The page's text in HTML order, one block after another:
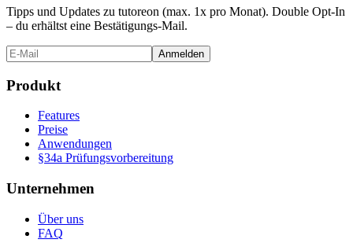
Tipps und Updates zu tutoreon (max. 1x pro Monat). Double Opt-In
– du erhältst eine Bestätigungs-Mail.
Anmelden
Produkt
Features
Preise
Anwendungen
§34a Prüfungsvorbereitung
Unternehmen
Über uns
FAQ